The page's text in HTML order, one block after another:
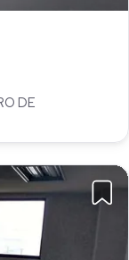
DE